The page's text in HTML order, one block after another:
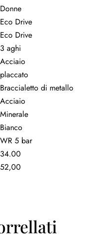
Donne
Eco Drive
Eco Drive
3 aghi
Acciaio
placcato
Braccialetto di metallo
Acciaio
Minerale
Bianco
WR 5 bar
34.00
52,00